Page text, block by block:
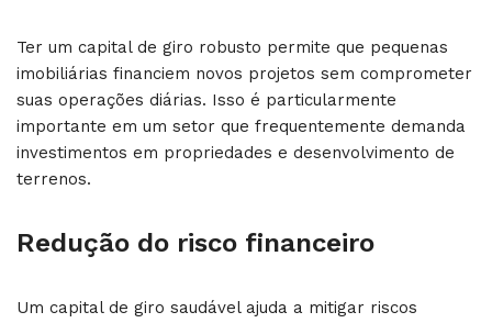
Ter um capital de giro robusto permite que pequenas
imobiliárias financiem novos projetos sem comprometer
suas operações diárias. Isso é particularmente
importante em um setor que frequentemente demanda
investimentos em propriedades e desenvolvimento de
terrenos.
Redução do risco financeiro
Um capital de giro saudável ajuda a mitigar riscos